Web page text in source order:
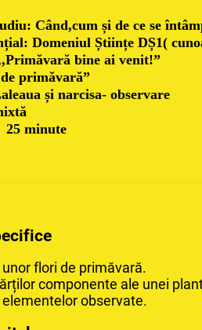
Când,cum și de ce se
Domeniul Științe DȘ1(
bine ai venit!”
primăvară”
și narcisa- observare
minute
flori de primăvară.
componente ale unei
observate.